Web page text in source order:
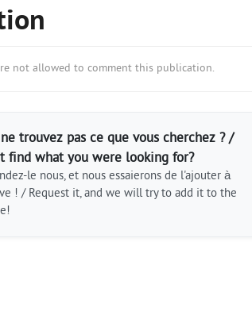
not allowed to comment this publication.
trouvez pas ce que vous cherchez ? /
find what you were looking for?
le nous, et nous essaierons de l'ajouter à
! / Request it, and we will try to add it to the